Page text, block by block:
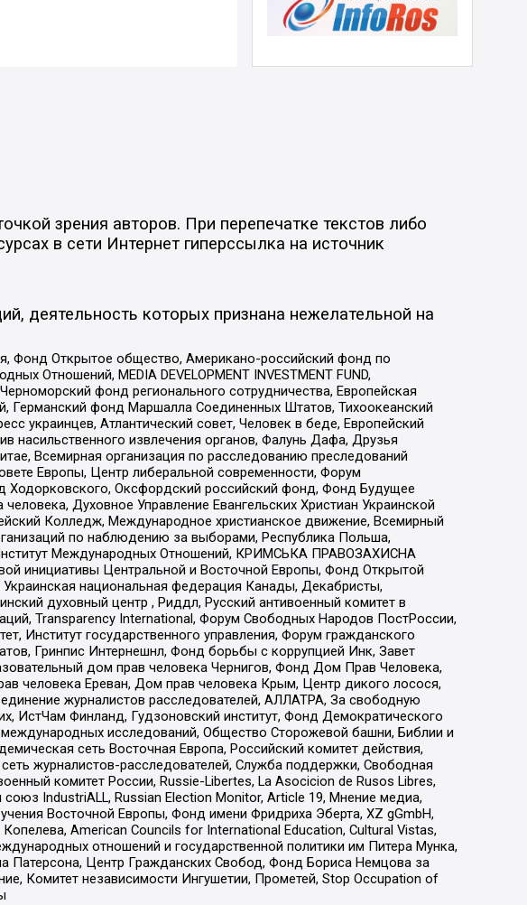
зрения авторов. При перепечатке текстов либо
в сети Интернет гиперссылка на источник
деятельность которых признана нежелательной на
Фонд Открытое общество, Американо-российский фонд по
Отношений, MEDIA DEVELOPMENT INVESTMENT FUND,
фонд регионального сотрудничества, Европейская
фонд Маршалла Соединенных Штатов, Тихоокеанский
украинцев, Атлантический совет, Человек в беде, Европейский
извлечения органов, Фалунь Дафа, Друзья
Всемирная организация по расследованию преследований
Европы, Центр либеральной современности, Форум
Ходорковского, Оксфордский российский фонд, Фонд Будущее
Духовное Управление Евангельских Христиан Украинской
Колледж, Международное христианское движение, Всемирный
по наблюдению за выборами, Республика Польша,
Международных Отношений, КРИМСЬКА ПРАВОЗАХИСНА
инициативы Центральной и Восточной Европы, Фонд Открытой
национальная федерация Канады, Декабристы,
духовный центр , Риддл, Русский антивоенный комитет в
Transparеncy International, Форум Свободных Народов ПостРоссии,
Институт государственного управления, Форум гражданского
Гринпис Интернешнл, Фонд борьбы с коррупцией Инк, Завет
дом прав человека Чернигов, Фонд Дом Прав Человека,
человека Ереван, Дом прав человека Крым, Центр дикого лосося,
журналистов расследователей, АЛЛАТРА, За свободную
ИстЧам Финланд, Гудзоновский институт, Фонд Демократического
международных исследований, Общество Сторожевой башни, Библии и
сеть Восточная Европа, Российский комитет действия,
журналистов-расследователей, Служба поддержки, Свободная
комитет России, Russie-Libertes, La Asocicion de Rusos Libres,
IndustriALL, Russian Election Monitor, Article 19, Мнение медиа,
Восточной Европы, Фонд имени Фридриха Эберта, XZ gGmbH,
American Councils for International Education, Cultural Vistas,
отношений и государственной политики им Питера Мунка,
Центр Гражданских Свобод, Фонд Бориса Немцова за
Комитет независимости Ингушетии, Прометей, Stop Occupation of